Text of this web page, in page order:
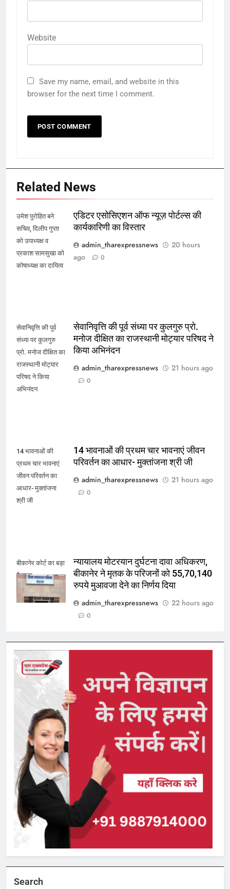
Website
Save my name, email, and website in this
browser for the next time I comment.
Related News
उमेश पुरोहित बने
सचिव, दिलीप गुप्ता
को उपाध्यक्ष व
प्रकाश सामसुखा को
कोषाध्यक्ष का दायित्व
एडिटर एसोसिएशन ऑफ न्यूज़ पोर्टल्स की
कार्यकारिणी का विस्तार
admin_tharexpressnews
20 hours
ago
0
सेवानिवृत्ति की पूर्व
संध्या पर कुलगुरु
प्रो. मनोज दीक्षित का
राजस्थानी मोट्यार
परिषद ने किया
अभिनंदन
सेवानिवृत्ति की पूर्व संध्या पर कुलगुरु प्रो.
मनोज दीक्षित का राजस्थानी मोट्यार परिषद ने
किया अभिनंदन
admin_tharexpressnews
21 hours ago
0
14 भावनाओं की
प्रथम चार भावनाएं
जीवन परिवर्तन का
आधार- मुक्तांजना
श्री जी
14 भावनाओं की प्रथम चार भावनाएं जीवन
परिवर्तन का आधार- मुक्तांजना श्री जी
admin_tharexpressnews
21 hours ago
0
बीकानेर कोर्ट का बड़ा
फैसला
न्यायालय मोटरयान दुर्घटना दावा अधिकरण,
बीकानेर ने मृतक के परिजनों को 55,70,140
रुपये मुआवजा देने का निर्णय दिया
admin_tharexpressnews
22 hours ago
0
Search